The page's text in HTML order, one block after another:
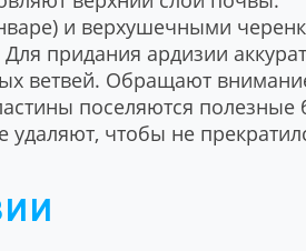
и верхушечными
Для придания ардизии
ветвей. Обращают
поселяются
удаляют, чтобы не